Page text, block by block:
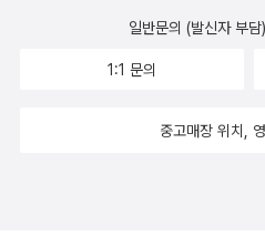
일반문의 (발신자 부담)
1:1 문의
중고매장 위치,